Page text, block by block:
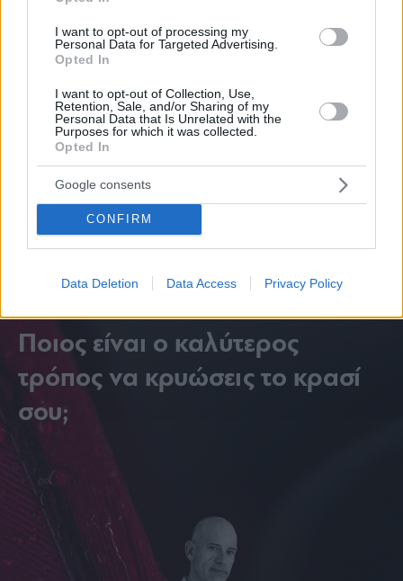
I want to opt-out of processing my
Personal Data for Targeted Advertising.
Opted In
I want to opt-out of Collection, Use,
Retention, Sale, and/or Sharing of my
Personal Data that Is Unrelated with the
Purposes for which it was collected.
Opted In
Google consents
CONFIRM
Data Deletion Data Access Privacy Policy
Ποιος είναι ο καλύτερος
τρόπος να κρυώσεις το κρασί
σου;